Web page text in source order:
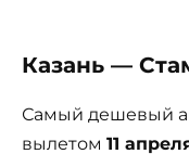
Казань —
Самый дешевый
вылетом 11